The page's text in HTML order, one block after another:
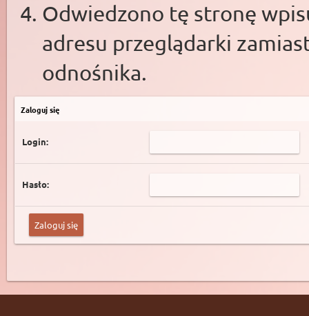
Odwiedzono tę stronę
adresu przeglądarki
odnośnika.
Zaloguj się
Login:
Hasło: